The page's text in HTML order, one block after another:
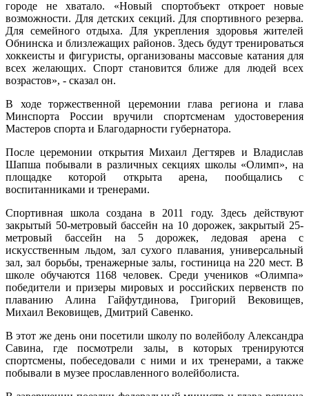
городе не хватало. «Новый спортобъект откроет новые
возможности. Для детских секций. Для спортивного резерва.
Для семейного отдыха. Для укрепления здоровья жителей
Обнинска и близлежащих районов. Здесь будут тренироваться
хоккеисты и фигуристы, организованы массовые катания для
всех желающих. Спорт становится ближе для людей всех
возрастов», - сказал он.
В ходе торжественной церемонии глава региона и глава
Минспорта России вручили спортсменам удостоверения
Мастеров спорта и Благодарности губернатора.
После церемонии открытия Михаил Дегтярев и Владислав
Шапша побывали в различных секциях школы «Олимп», на
площадке которой открыта арена, пообщались с
воспитанниками и тренерами.
Спортивная школа создана в 2011 году. Здесь действуют
закрытый 50-метровый бассейн на 10 дорожек, закрытый 25-
метровый бассейн на 5 дорожек, ледовая арена с
искусственным льдом, зал сухого плавания, универсальный
зал, зал борьбы, тренажерные залы, гостиница на 220 мест. В
школе обучаются 1168 человек. Среди учеников «Олимпа»
победители и призеры мировых и российских первенств по
плаванию Алина Гайфутдинова, Григорий Вековищев,
Михаил Вековищев, Дмитрий Савенко.
В этот же день они посетили школу по волейболу Александра
Савина, где посмотрели залы, в которых тренируются
спортсмены, побеседовали с ними и их тренерами, а также
побывали в музее прославленного волейболиста.